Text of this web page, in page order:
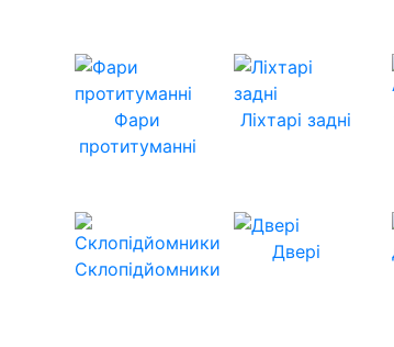
Фари
протитуманні
Ліхтарі задні
Склопідйомники
Двері